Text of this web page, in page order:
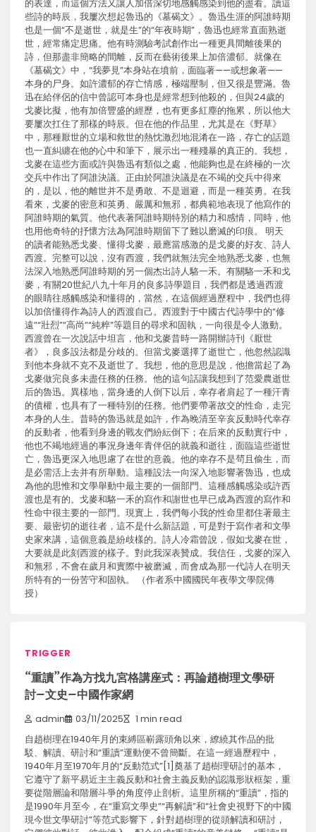
的表達，而這個方法又讓人加倍深切地感觸感染到他的盡看。讀這
些詩的時辰，我屢次想起魯迅的《墓碣文》。魯迅生涯的阿誰時期
也是一個“不是逝世，就是生”的“年夜時期”，魯迅也經常直面熟逝
世，經常痛定思痛。他有時測驗考試創作出一種更具間離後果的
詩，但那盡非簡略的間離，反而在藝術後果上加倍濃郁。就像在
《墓碣文》中，“我夢見”本身站在墳前，面臨著——或想象著——
本身的尸身。如許濃郁的存亡情感，極端壓制，但又很是豐滿。魯
迅在給伴侶的信中曾認可本身也是經常想到他殺的，但與24歲的
戈麥比擬，他有加倍豐盛的經歷，也有更多紅塵的拖累，所以他大
要屢次扛住了那樣的時辰。但在他的作品里，尤其是在《野草》
中，那種厭世的立場和救世的熱忱激烈地混淆在一路，存亡的話題
也一直糾纏在他的心中和筆下，展示出一種殘暴的真正的。我想，
戈麥在這些方面或許與魯迅有類似之處，他能夠也是在終極的一次
交兵中作出了阿誰決議。正由於阿誰決議是在不竭的交兵中得來
的，是以，他的離世并不是勇敢、不是迴避，而是一種英勇。在我
看來，戈麥的密意和英勇、嚴厲和無邪，都典範地表現了他寫作的
阿誰時期的氣質。他代表著阿誰時期特別的精力和感情，同時，他
也用他奇特的抒懷方法為阿誰時期留下了難以磨滅的印痕。 明天
的讀者能熟悉戈麥、懂得戈麥，最應當感激的是戈麥的好友、詩人
西渡。完整可以說，沒有西渡，我們就無法完全地熟悉戈麥，也無
法深入地熟悉阿誰時期的另一個杰出詩人駱一禾。有關駱一禾和戈
麥，有關20世紀八九十年月的良多詩學題目，我們都是透過西渡
的眼睛往感觸感染和懂得的，當然，在這個經過歷程中，我們也得
以加倍懂得作為詩人的西渡自己。西渡對于中國古代詩學中的“修
遠”“壯烈”“高尚”“純粹”等題目的尋求和固執，一向很是令人激動。
西渡曾在一次說話中坦言，他和戈麥昔時一路開辦詩刊《厭世
者》，良多設法都是分歧的。但當戈麥選擇了逝世亡，他忽然認識
到他本身就不克不及逝世了。我想，他的意思是說，他擔當起了為
戈麥做完良多未盡任務的任務。他的這句話讓我想到了范愛農逝世
后的魯迅。異樣地，當身邊的人倒下以后，幸存者肩起了一種汗青
的債權，也具有了一種特別的任務。他們要帶著故交的性命，走完
本身的人生。昔時的魯迅就是如許，作為晚清至辛亥反動時代幸存
的反動者，他看到身邊的戰友們紛紜倒下；在后來的反動實行中，
他也不竭地經過的事況身邊年青伴侶的就義和逝往，面臨這些逝世
亡，魯迅更深入地思慮了在世的意義。他的幸存不是茍且偷生，而
是必需活上去并有所舉動。這種設法一向深入地影響著魯迅，也成
為他的思惟和文學舉動中最主要的一個部門。這種感觸感染或許西
渡也是有的。戈麥和駱一禾的寫作和謝世也早已成為西渡的寫作和
性命中很主要的一部門。現實上，我們每小我的性命里都住著最主
要、最密切的逝往者，這不是什么新話題，可是對于寫作者和文學
史家來講，這個意義是紛歧樣的。詩人冷霜曾說，假如戈麥在世，
大要就是此刻西渡的樣子。對此我深表贊成。我信任，戈麥的深入
和無邪，不會在歲月和實際中被磨滅，而會成為那一代詩人在明天
所特有的一份苦守和固執。 （作者系中國國民年夜學文學院傳
授）
TRIGGER
“重讀”作為方找九宮格講座式：再論趙樹理文學研
討–文史–中國作家網
admin 03/11/2025 1 min read
自趙樹理在1940年月的束縛區嶄露頭角以來，繚繞其作品的批
駁、解讀、研討和“重讀”運動便不曾簡斷。在這一經過歷程中，
1940年月至1970年月的“反動范式”[1]奠基了趙樹理研討的基本，
它遵守了新平易近主主義反動和社會主義反動的認識形狀框架，重
要從階層論和階層斗爭的角度停止剖析。這里所稱的“重讀”，指的
是1990年月至今，在“重寫文學史”“再解讀”和“社會史視野下的中國
現今世文學研討”等范式影響下，針對趙樹理的從頭解讀和研討，